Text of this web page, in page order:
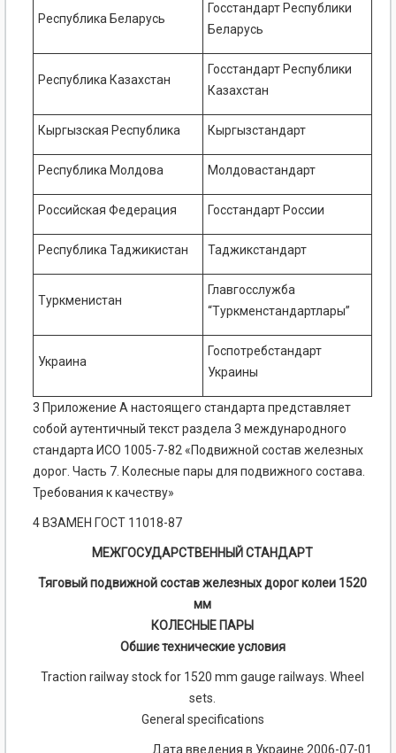
Республика Беларусь
Госстандарт Республики
Беларусь
Республика Казахстан
Госстандарт Республики
Казахстан
Кыргызская Республика Кыргызстандарт
Республика Молдова Молдовастандарт
Российская Федерация Госстандарт России
Республика Таджикистан Таджикстандарт
Туркменистан
Главгосслужба
“Туркменстандартлары”
Украина
Госпотребстандарт
Украины
3 Приложение А настоящего стандарта представляет
собой аутентичный текст раздела 3 международного
стандарта ИСО 1005-7-82 «Подвижной состав железных
дорог. Часть 7. Колесные пары для подвижного состава.
Требования к качеству»
4 ВЗАМЕН ГОСТ 11018-87
МЕЖГОСУДАРСТВЕННЫЙ СТАНДАРТ
Тяговый подвижной состав железных дорог колеи 1520
мм
КОЛЕСНЫЕ ПАРЫ
Обшиє технические условия
Traction railway stock for 1520 mm gauge railways. Wheel
sets.
General specifications
Дата введения в Украине 2006-07-01